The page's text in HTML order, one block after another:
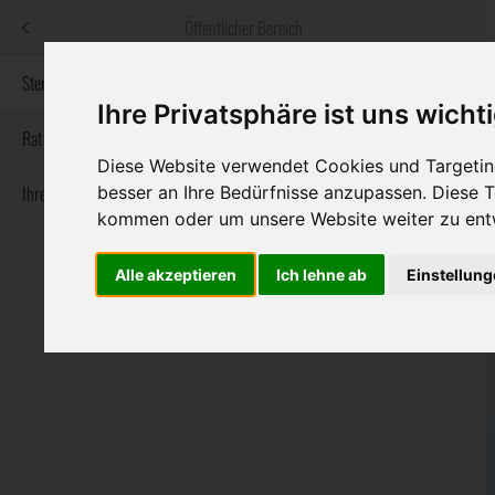
Ihre Privatsphäre ist uns
Diese Website verwendet Cookies und
besser an Ihre Bedürfnisse anzupassen. Diese
kommen oder um unsere Website weiter zu
Alle akzeptieren Ich lehne ab
bestatter.at
Informationswebsite der österreichischen Bestatter
Navigation
überspringen
Sterbeanzeigen Rat & Hilfe im Trauerfall Ihre Bestatter
Sterbeanzeigen
Rat & Hilfe im Trauerfall
Ihre Bestatter